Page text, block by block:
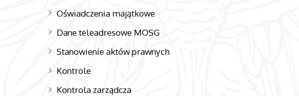
Oświadczenia majątkowe
Dane teleadresowe MOSG
Stanowienie aktów prawnych
Kontrole
Kontrola zarządcza